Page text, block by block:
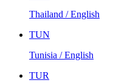
Thailand / English
TUN
Tunisia / English
TUR